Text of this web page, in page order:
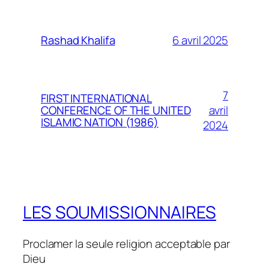
Rashad Khalifa 6 avril 2025
FIRST INTERNATIONAL
CONFERENCE OF THE UNITED
ISLAMIC NATION (1986)
7
avril
2024
LES SOUMISSIONNAIRES
Proclamer la seule religion acceptable par
Dieu